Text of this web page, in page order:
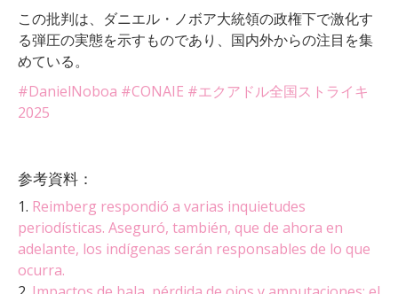
この批判は、ダニエル・ノボア大統領の政権下で激化す
る弾圧の実態を示すものであり、国内外からの注目を集
めている。
#DanielNoboa #CONAIE #エクアドル全国ストライキ
2025
参考資料：
1. Reimberg respondió a varias inquietudes
periodísticas. Aseguró, también, que de ahora en
adelante, los indígenas serán responsables de lo que
ocurra.